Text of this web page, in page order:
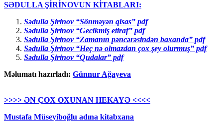
SƏDULLA ŞİRİNOVUN KİTABLARI:
Sədulla Şirinov “Sönməyən qisas” pdf
Sədulla Şirinov “Gecikmiş etiraf” pdf
Sədulla Şirinov “Zamanın pəncərəsindən baxanda” pdf
Sədulla Şirinov “Heç nə olmazdan çox şey olurmuş” pdf
Sədulla Şirinov “Qudalar” pdf
Məlumatı hazırladı: Günnur Ağayeva
>>>> ƏN ÇOX OXUNAN HEKAYƏ <<<<
Mustafa Müseyiboğlu adına kitabxana